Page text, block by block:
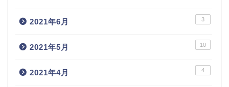
2021年6月 3
2021年5月 10
2021年4月 4